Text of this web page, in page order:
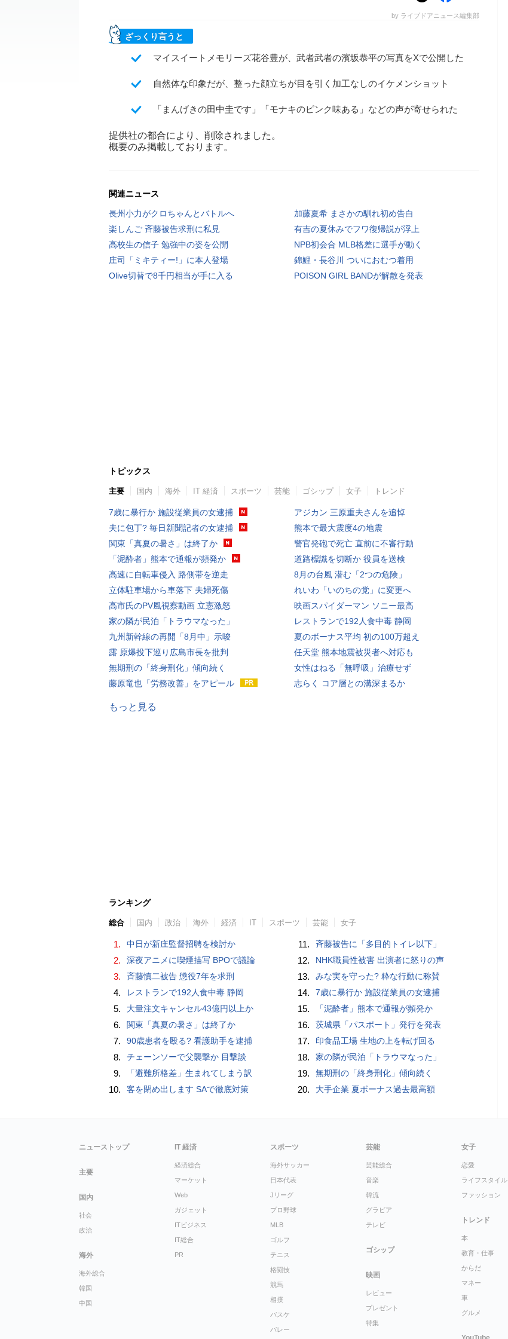
by ライブドアニュース編集部
ざっくり言うと
マイスイートメモリーズ花谷豊が、武者武者の濱坂恭平の写真をXで公開した
自然体な印象だが、整った顔立ちが目を引く加工なしのイケメンショット
「まんげきの田中圭です」「モナキのピンク味ある」などの声が寄せられた
提供社の都合により、削除されました。
概要のみ掲載しております。
関連ニュース
長州小力がクロちゃんとバトルへ
加藤夏希 まさかの馴れ初め告白
楽しんご 斉藤被告求刑に私見
有吉の夏休みでフワ復帰説が浮上
高校生の信子 勉強中の姿を公開
NPB初会合 MLB格差に選手が動く
庄司「ミキティー!」に本人登場
錦鯉・長谷川 ついにおむつ着用
Olive切替で8千円相当が手に入る
POISON GIRL BANDが解散を発表
トピックス
主要 国内 海外 IT 経済 スポーツ 芸能 ゴシップ 女子 トレンド
7歳に暴行か 施設従業員の女逮捕
夫に包丁? 毎日新聞記者の女逮捕
関東「真夏の暑さ」は終了か
「泥酔者」熊本で通報が頻発か
高速に自転車侵入 路側帯を逆走
立体駐車場から車落下 夫婦死傷
高市氏のPV風視察動画 立憲激怒
家の隣が民泊「トラウマなった」
九州新幹線の再開「8月中」示唆
露 原爆投下巡り広島市長を批判
無期刑の「終身刑化」傾向続く
藤原竜也「労務改善」をアピール
アジカン 三原重夫さんを追悼
熊本で最大震度4の地震
警官発砲で死亡 直前に不審行動
道路標識を切断か 役員を送検
8月の台風 潜む「2つの危険」
れいわ「いのちの党」に変更へ
映画スパイダーマン ソニー最高
レストランで192人食中毒 静岡
夏のボーナス平均 初の100万超え
任天堂 熊本地震被災者へ対応も
女性はねる「無呼吸」治療せず
志らく コア層との溝深まるか
もっと見る
ランキング
総合 国内 政治 海外 経済 IT スポーツ 芸能 女子
1. 中日が新庄監督招聘を検討か
2. 深夜アニメに喫煙描写 BPOで議論
3. 斉藤慎二被告 懲役7年を求刑
4. レストランで192人食中毒 静岡
5. 大量注文キャンセル43億円以上か
6. 関東「真夏の暑さ」は終了か
7. 90歳患者を殴る? 看護助手を逮捕
8. チェーンソーで父襲撃か 目撃談
9. 「避難所格差」生まれてしまう訳
10. 客を閉め出します SAで徹底対策
11. 斉藤被告に「多目的トイレ以下」
12. NHK職員性被害 出演者に怒りの声
13. みな実を守った? 粋な行動に称賛
14. 7歳に暴行か 施設従業員の女逮捕
15. 「泥酔者」熊本で通報が頻発か
16. 茨城県「パスポート」発行を発表
17. 印食品工場 生地の上を転げ回る
18. 家の隣が民泊「トラウマなった」
19. 無期刑の「終身刑化」傾向続く
20. 大手企業 夏ボーナス過去最高額
ニューストップ
主要
国内
社会
政治
海外
海外総合
韓国
中国
IT 経済
経済総合
マーケット
Web
ガジェット
ITビジネス
IT総合
PR
スポーツ
海外サッカー
日本代表
Jリーグ
プロ野球
MLB
ゴルフ
テニス
格闘技
競馬
相撲
バスケ
バレー
芸能
芸能総合
音楽
韓流
グラビア
テレビ
ゴシップ
映画
レビュー
プレゼント
特集
女子
恋愛
ライフスタイル
ファッション
トレンド
本
教育・仕事
からだ
マネー
車
グルメ